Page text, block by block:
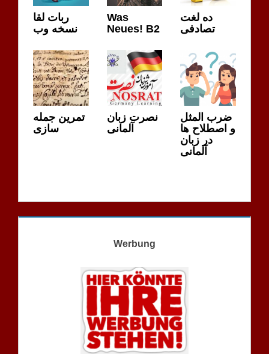
ربات لقا
نسخه وب
Was
Neues! B2
ده لغت
تصادفی
تمرین جمله
سازی
نصرت زبان
آلمانی
ضرب المثل
و اصطلاح ها
در زبان
آلمانی
Werbung